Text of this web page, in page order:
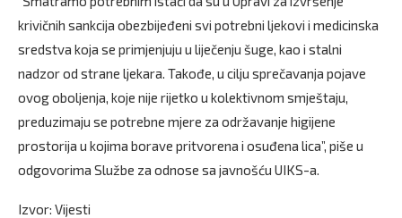
krivičnih sankcija obezbijeđeni svi potrebni ljekovi i medicinska
sredstva koja se primjenjuju u liječenju šuge, kao i stalni
nadzor od strane ljekara. Takođe, u cilju sprečavanja pojave
ovog oboljenja, koje nije rijetko u kolektivnom smještaju,
preduzimaju se potrebne mjere za održavanje higijene
prostorija u kojima borave pritvorena i osuđena lica”, piše u
odgovorima Službe za odnose sa javnošću UIKS-a.
Izvor: Vijesti